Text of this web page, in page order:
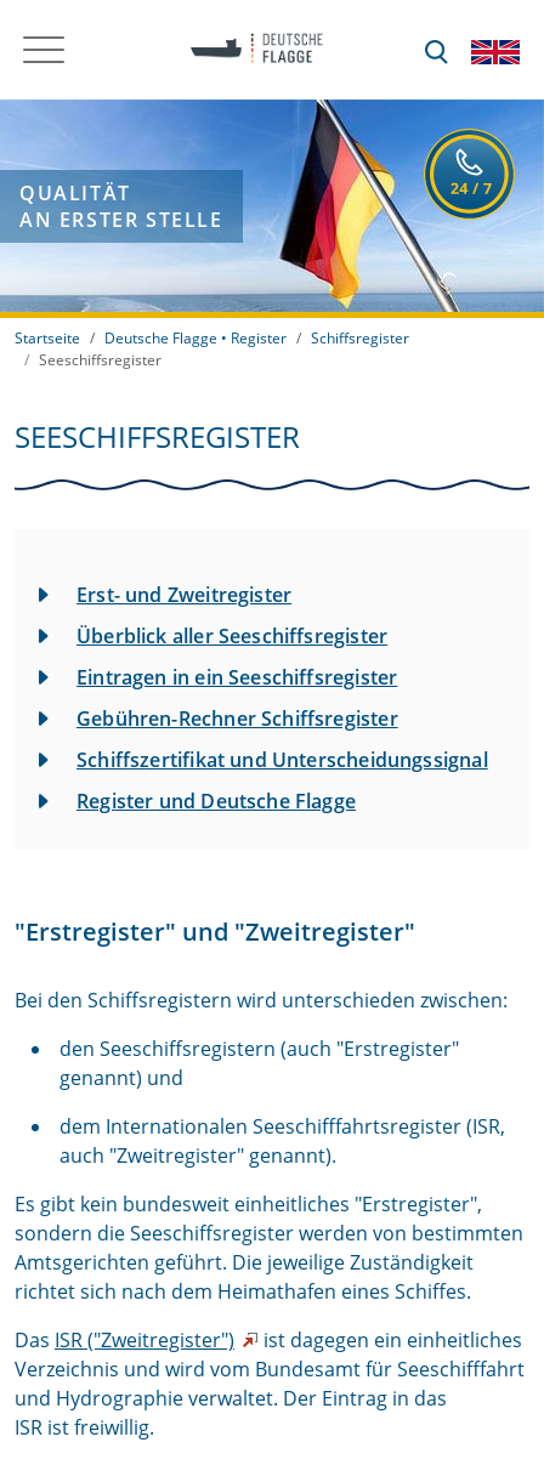
QUALITÄT
AN ERSTER STELLE
Startseite Deutsche Flagge • Register
Schiffsregister
Seeschiffsregister
SEESCHIFFSREGISTER
Erst- und Zweitregister
Überblick aller Seeschiffsregister
Eintragen in ein Seeschiffsregister
Gebühren-Rechner Schiffsregister
Schiffszertifikat und Unterscheidungssignal
Register und Deutsche Flagge
"Erstregister" und "Zweitregister"
Bei den Schiffsregistern wird unterschieden zwischen:
den Seeschiffsregistern (auch "Erstregister"
genannt) und
dem Internationalen Seeschifffahrtsregister (ISR,
auch "Zweitregister" genannt).
Es gibt kein bundesweit einheitliches "Erstregister",
sondern die Seeschiffsregister werden von bestimmten
Amtsgerichten geführt. Die jeweilige Zuständigkeit
richtet sich nach dem Heimathafen eines Schiffes.
Das ISR ("Zweitregister")
ist dagegen ein einheitliches
Verzeichnis und wird vom Bundesamt für Seeschifffahrt
und Hydrographie verwaltet. Der Eintrag in das
ISR ist freiwillig.